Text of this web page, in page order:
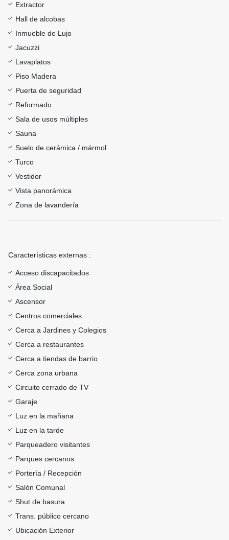
Extractor
Hall de alcobas
Inmueble de Lujo
Jacuzzi
Lavaplatos
Piso Madera
Puerta de seguridad
Reformado
Sala de usos múltiples
Sauna
Suelo de cerámica / mármol
Turco
Vestidor
Vista panorámica
Zona de lavandería
Características externas :
Acceso discapacitados
Área Social
Ascensor
Centros comerciales
Cerca a Jardines y Colegios
Cerca a restaurantes
Cerca a tiendas de barrio
Cerca zona urbana
Circuito cerrado de TV
Garaje
Luz en la mañana
Luz en la tarde
Parqueadero visitantes
Parques cercanos
Portería / Recepción
Salón Comunal
Shut de basura
Trans. público cercano
Ubicación Exterior